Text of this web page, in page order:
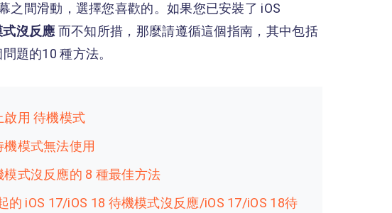
之間滑動，選擇您喜歡的。如果您已安裝了 iOS
式沒反應 而不知所措，那麼請遵循這個指南，其中包括
題的10 種方法。
啟用 待機模式
模式無法使用
式沒反應的 8 種最佳方法
iOS 17/iOS 18 待機模式沒反應/iOS 17/iOS 18待